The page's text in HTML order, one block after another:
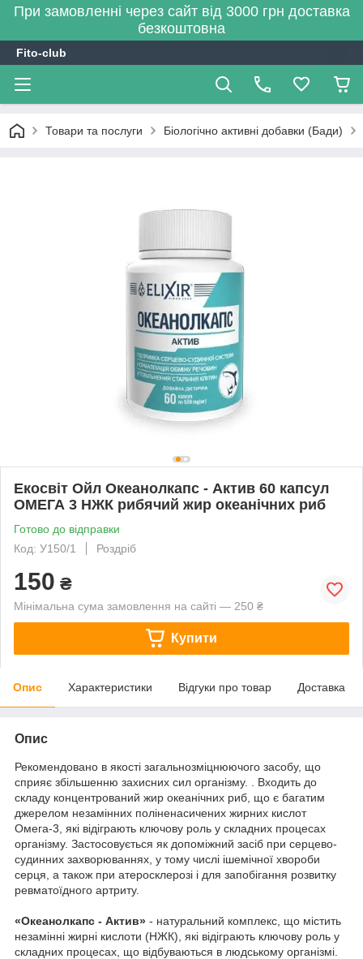
При замовленні через сайт від 3000 грн доставка
безкоштовна
Fito-club
Товари та послуги Біологічно активні добавки (Бади)
Екосвіт Ойл Океанолкапс - Актив 60 капсул
ОМЕГА 3 НЖК рибячий жир океанічних риб
Готово до відправки
Код: У150/1
Роздріб
150 ₴
Мінімальна сума замовлення на сайті — 250 ₴
Купити
Опис Характеристики Відгуки про товар Доставка
Опис
Рекомендовано в якості загальнозміцнюючого засобу, що
сприяє збільшенню захисних сил організму. . Входить до
складу концентрований жир океанічних риб, що є багатим
джерелом незамінних поліненасичених жирних кислот
Омега-3, які відіграють ключову роль у складних процесах
організму. Застосовується як допоміжний засіб при серцево-
судинних захворюваннях, у тому числі ішемічної хвороби
серця, а також при атеросклерозі і для запобігання розвитку
ревматоїдного артриту.
«Океанолкапс - Актив» - натуральний комплекс, що містить
незамінні жирні кислоти (НЖК), які відіграють ключову роль у
складних процесах, що відбуваються в людському організмі.